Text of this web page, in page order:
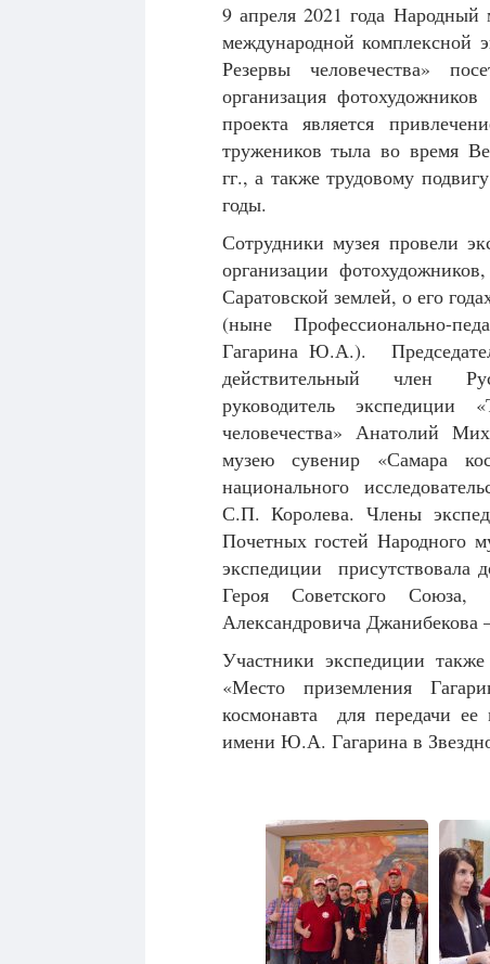
9 апреля 2021 года
международной комплексной
Резервы человечества»
организация
проекта является
тружеников тыла во время
гг., а также трудовому
годы.
Сотрудники музея провели
организации
Саратовской землей, о его
(ныне Профессионально-
Гагарина Ю.А.).
действительный член
руководитель экспедиции
человечества» Анатолий
музею сувенир «Самара
национального
С.П. Королева. Члены
Почетных гостей Народного
экспедиции присутствовала
Героя Советского Союза,
Александровича Джанибекова
Участники экспедиции
«Место приземления
космонавта для передачи ее
имени Ю.А. Гагарина в